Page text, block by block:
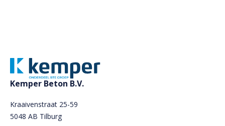
Kemper Beton B.V.
Kraaivenstraat 25-59
5048 AB Tilburg